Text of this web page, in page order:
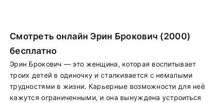
Смотреть онлайн Эрин Брокович (2000)
бесплатно
Эрин Брокович — это женщина, которая воспитывает
троих детей в одиночку и сталкивается с немалыми
трудностями в жизни. Карьерные возможности для неё
кажутся ограниченными, и она вынуждена устроиться